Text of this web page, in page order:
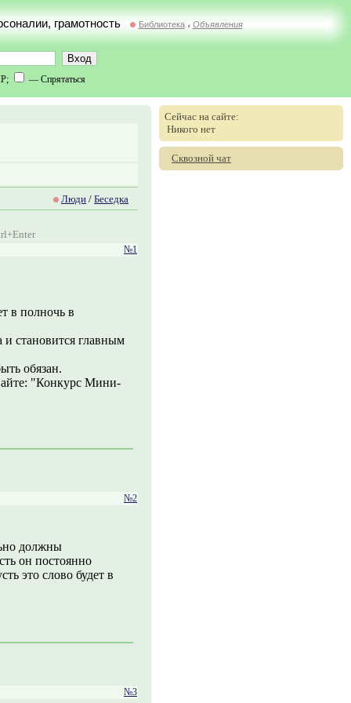
грамотность Библиотека // Объявления
— Спрятаться
Люди / Беседка
№1
в полночь в
и становится главным
обязан.
"Конкурс Мини-
№2
должны
он постоянно
это слово будет в
№3
Сейчас на сайте:
Никого нет
Сквозной чат